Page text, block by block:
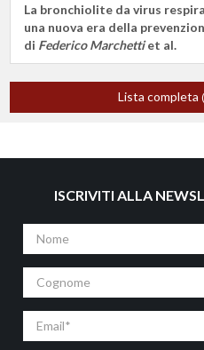
La bronchiolite da virus
una nuova era della
di Federico Marchettiet al.
Lista completa
ISCRIVITI ALLA
Nome
Cognome
Email